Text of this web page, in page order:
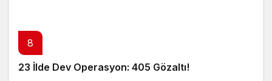
8
23 İlde Dev Operasyon: 405 Gözaltı!